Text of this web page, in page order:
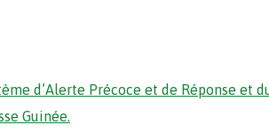
d’Alerte Précoce et de Réponse et
Guinée.